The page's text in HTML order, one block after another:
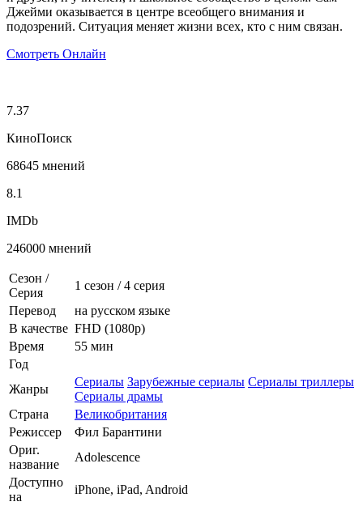
Джейми оказывается в центре всеобщего внимания и
подозрений. Ситуация меняет жизни всех, кто с ним связан.
Смотреть Онлайн
7.37
КиноПоиск
68645 мнений
8.1
IMDb
246000 мнений
Сезон /
Серия
1 сезон /4 серия
Перевод
на русском языке
В качестве FHD (1080p)
Время
55 мин
Год
Жанры
Сериалы Зарубежные сериалы Сериалы триллеры
Сериалы драмы
Страна
Великобритания
Режиссер
Фил Барантини
Ориг.
название
Adolescence
Доступно
на
iPhone, iPad, Android